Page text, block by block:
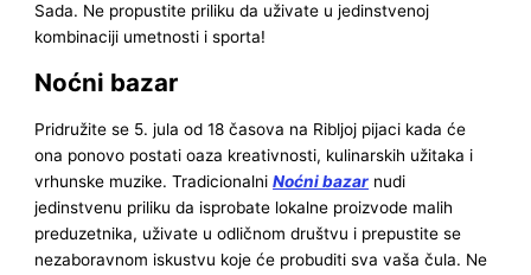
Sada. Ne propustite priliku da uživate u jedinstvenoj
kombinaciji umetnosti i sporta!
Noćni bazar
Pridružite se 5. jula od 18 časova na Ribljoj pijaci kada će
ona ponovo postati oaza kreativnosti, kulinarskih užitaka i
vrhunske muzike. TradicionalniNoćni bazar nudi
jedinstvenu priliku da isprobate lokalne proizvode malih
preduzetnika, uživate u odličnom društvu i prepustite se
nezaboravnom iskustvu koje će probuditi sva vaša čula. Ne